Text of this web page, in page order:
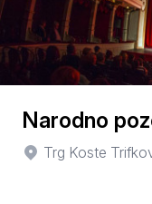
Narodno
Trg Koste